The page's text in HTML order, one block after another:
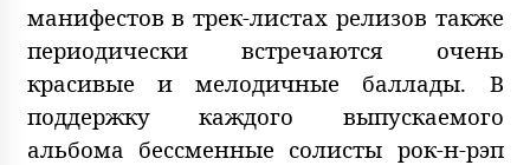
манифестов в трек-листах релизов также
периодически встречаются очень
красивые и мелодичные баллады. В
поддержку каждого выпускаемого
альбома бессменные солисты рок-н-рэп